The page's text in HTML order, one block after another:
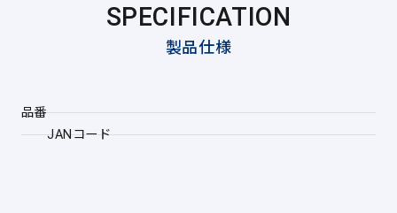
SPECIFICATION
製品仕様
品番
JANコード